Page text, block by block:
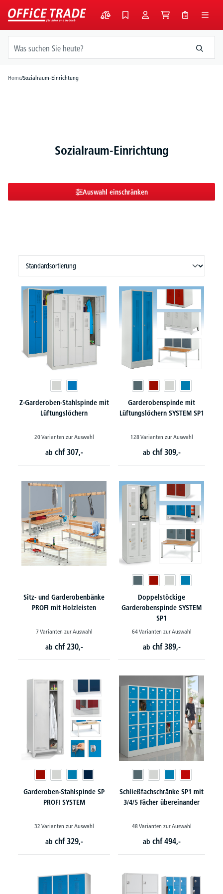
springen
Home/Sozialraum-Einrichtung
Sozialraum-Einrichtung
Auswahl einschränken
Z-Garderoben-Stahlspinde mit
Lüftungslöchern
20 Varianten zur Auswahl
ab chf 307,-
Garderobenspinde mit
Lüftungslöchern SYSTEM SP1
128 Varianten zur Auswahl
ab chf 309,-
Sitz- und Garderobenbänke
PROFI mit Holzleisten
7 Varianten zur Auswahl
ab chf 230,-
Doppelstöckige
Garderobenspinde SYSTEM
SP1
64 Varianten zur Auswahl
ab chf 389,-
Garderoben-Stahlspinde SP
PROFI SYSTEM
32 Varianten zur Auswahl
ab chf 329,-
Schließfachschränke SP1 mit
3/4/5 Fächer übereinander
48 Varianten zur Auswahl
ab chf 494,-